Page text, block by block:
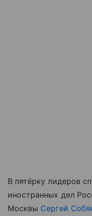
В пятёрку лидеров
иностранных дел
Москвы Сергей